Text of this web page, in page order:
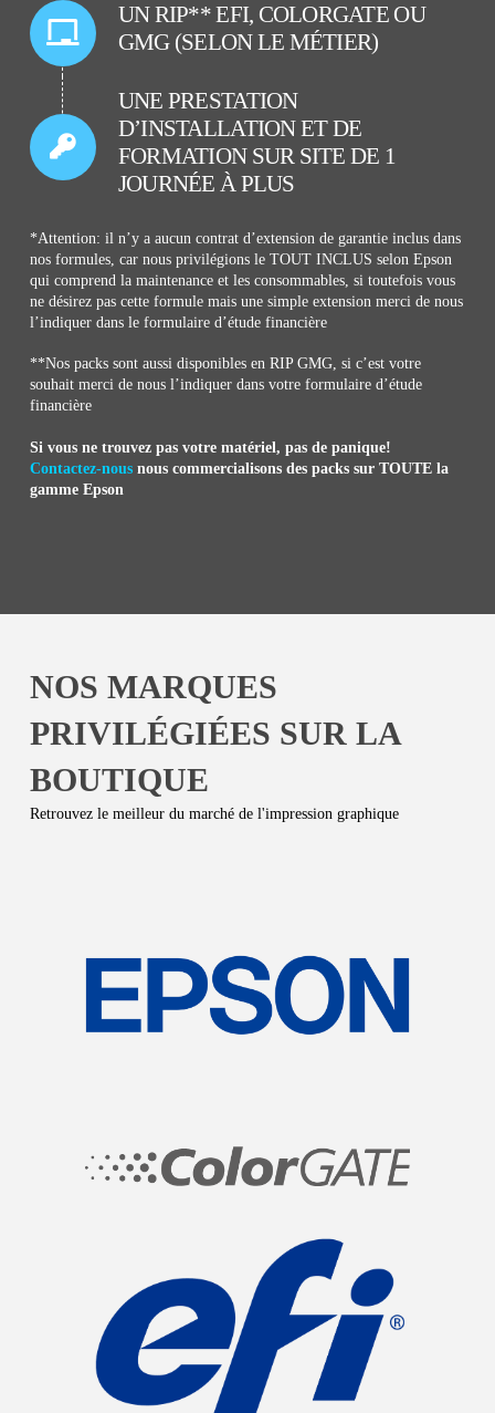
UN RIP** EFI, COLORGATE OU
GMG (SELON LE MÉTIER)
UNE PRESTATION
D’INSTALLATION ET DE
FORMATION SUR SITE DE 1
JOURNÉE À PLUS
*Attention: il n’y a aucun contrat d’extension de garantie inclus dans
nos formules, car nous privilégions le TOUT INCLUS selon Epson
qui comprend la maintenance et les consommables, si toutefois vous
ne désirez pas cette formule mais une simple extension merci de nous
l’indiquer dans le formulaire d’étude financière
**Nos packs sont aussi disponibles en RIP GMG, si c’est votre
souhait merci de nous l’indiquer dans votre formulaire d’étude
financière
Si vous ne trouvez pas votre matériel, pas de panique!
Contactez-nousnous commercialisons des packs sur TOUTE la
gamme Epson
NOS MARQUES
PRIVILÉGIÉES SUR LA
BOUTIQUE
Retrouvez le meilleur du marché de l'impression graphique